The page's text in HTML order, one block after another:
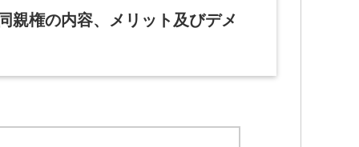
親権の内容、メリット及びデメ